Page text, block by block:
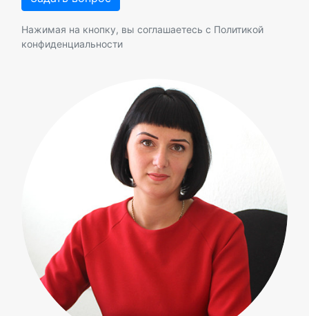
Нажимая на кнопку, вы соглашаетесь с Политикой
конфиденциальности